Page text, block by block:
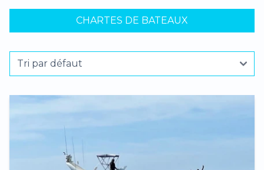
CHARTES DE BATEAUX